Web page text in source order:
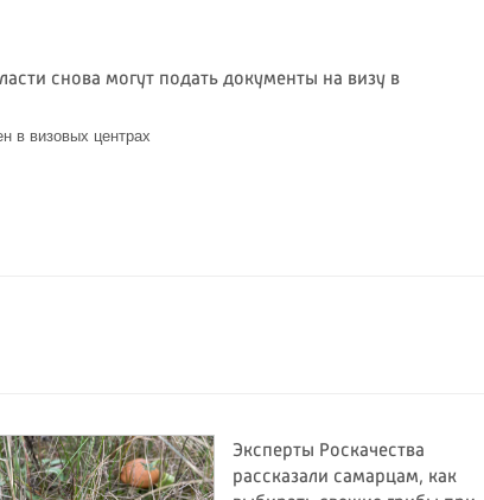
снова могут подать документы на визу в
в визовых центрах
Эксперты Роскачества
рассказали самарцам, как